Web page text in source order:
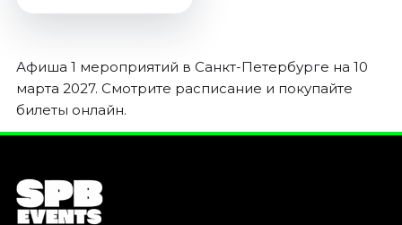
Экскурсии
Сентябрь 2026
Октябрь 2026
Ноябрь 2026
Спорт
Август 2026
Афиша 1 мероприятий в Санкт-Петербурге на 10
марта 2027. Смотрите расписание и покупайте
билеты онлайн.